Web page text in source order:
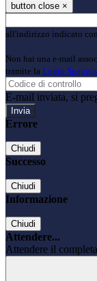
button close ×
all'indirizzo indicato
Non hai una e-mail
tramite la Login
E-mail inviata, si
Errore
Chiudi
Successo
Chiudi
Informazione
Chiudi
Attendere...
Attendere il